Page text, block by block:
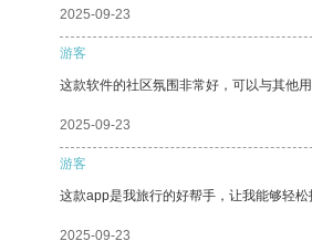
2025-09-23
游客
这款软件的社区氛围非常好，可以与其他用
2025-09-23
游客
这款app是我旅行的好帮手，让我能够轻
2025-09-23